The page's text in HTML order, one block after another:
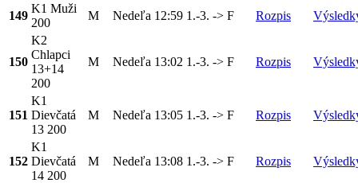
149
K1 Muži
200
M Nedeľa 12:59 1.-3. -> F Rozpis
150
K2
Chlapci
13+14
200
M Nedeľa 13:02 1.-3. -> F Rozpis
151
K1
Dievčatá
13 200
M Nedeľa 13:05 1.-3. -> F Rozpis
152
K1
Dievčatá
14 200
M Nedeľa 13:08 1.-3. -> F Rozpis